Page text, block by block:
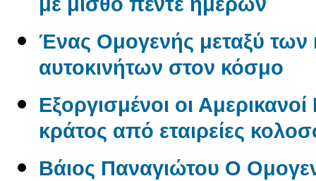
με μισθό πέντε ημερών
Ένας Oμογενής μεταξύ
αυτοκινήτων στον κόσμο
Εξοργισμένοι οι
κράτος από εταιρείες
Βάιος Παναγιώτου O